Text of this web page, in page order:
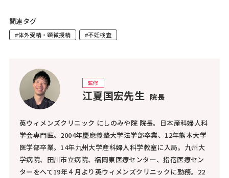
関連タグ
#体外受精・顕微授精 #不妊検査
監修
江夏国宏先生 院長
英ウィメンズクリニック にしのみや院 院長。日本産科婦人科
学会専門医。2004年慶應義塾大学法学部卒業、12年熊本大学
医学部卒業。14年九州大学産科婦人科学教室に入局。九州大
学病院、田川市立病院、福岡東医療センター、指宿医療セン
ターをへて19年４月より英ウィメンズクリニックに勤務。22